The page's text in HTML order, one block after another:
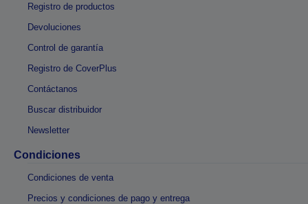
Registro de productos
Devoluciones
Control de garantía
Registro de CoverPlus
Contáctanos
Buscar distribuidor
Newsletter
Condiciones
Condiciones de venta
Precios y condiciones de pago y entrega